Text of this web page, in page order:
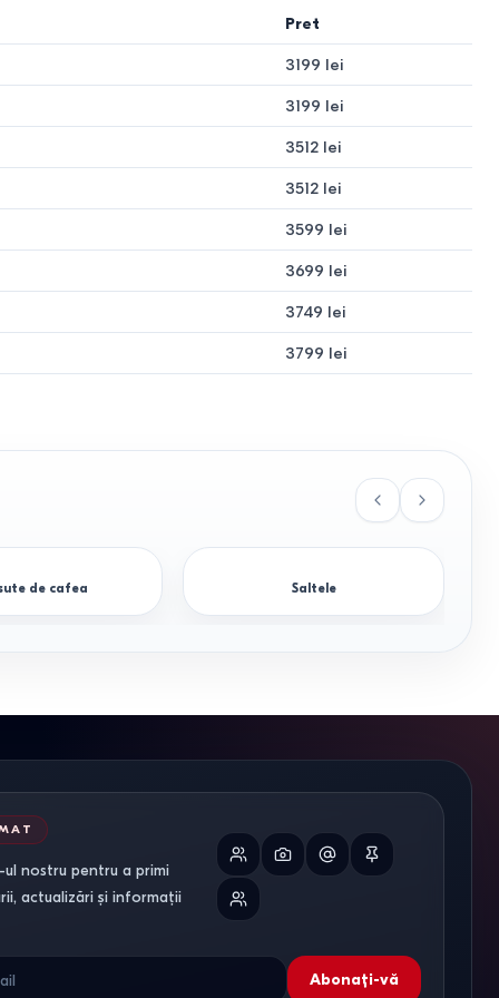
pentru camerele adolescenților sau zonele de oaspeți.
se extinde înainte
living recomandăm țesături de peste 50.000 de cicluri.
dezasamblată, sunați la: 022-855379.
Pret
3199 lei
3199 lei
3512 lei
3512 lei
3599 lei
3699 lei
3749 lei
3799 lei
de cafea Saltele
nostru pentru a primi
actualizări și informații
Abonați-vă